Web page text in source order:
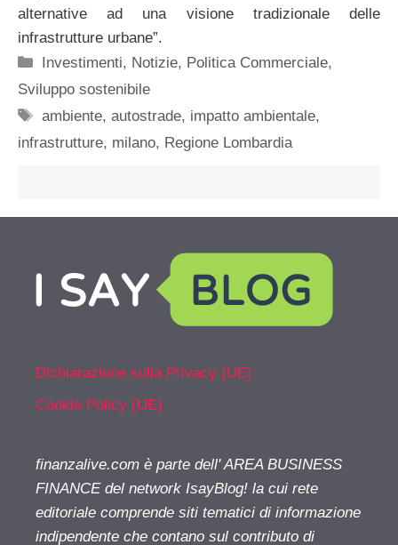
alternative ad una visione tradizionale delle
infrastrutture urbane”.
Categorie
Investimenti, Notizie, Politica Commerciale,
Sviluppo sostenibile
Tag
ambiente,autostrade, impatto ambientale,
infrastrutture, milano, Regione Lombardia
Dichiarazione sulla Privacy (UE)
Cookie Policy (UE)
finanzalive.com è parte dell' AREA BUSINESS
FINANCE del network IsayBlog! la cui rete
editoriale comprende siti tematici di informazione
indipendente che contano sul contributo di